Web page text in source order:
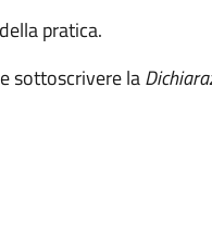
pratica.
sottoscrivere la